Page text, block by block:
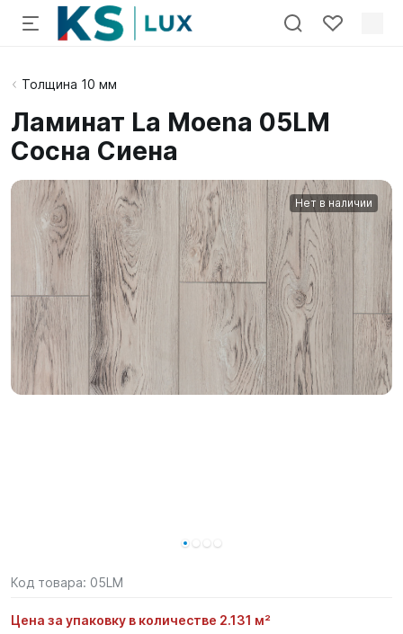
Толщина 10 мм
Ламинат La Moena 05LM
Сосна Сиена
Нет в наличии
Код товара: 05LM
Цена за упаковку в количестве 2.131 м²